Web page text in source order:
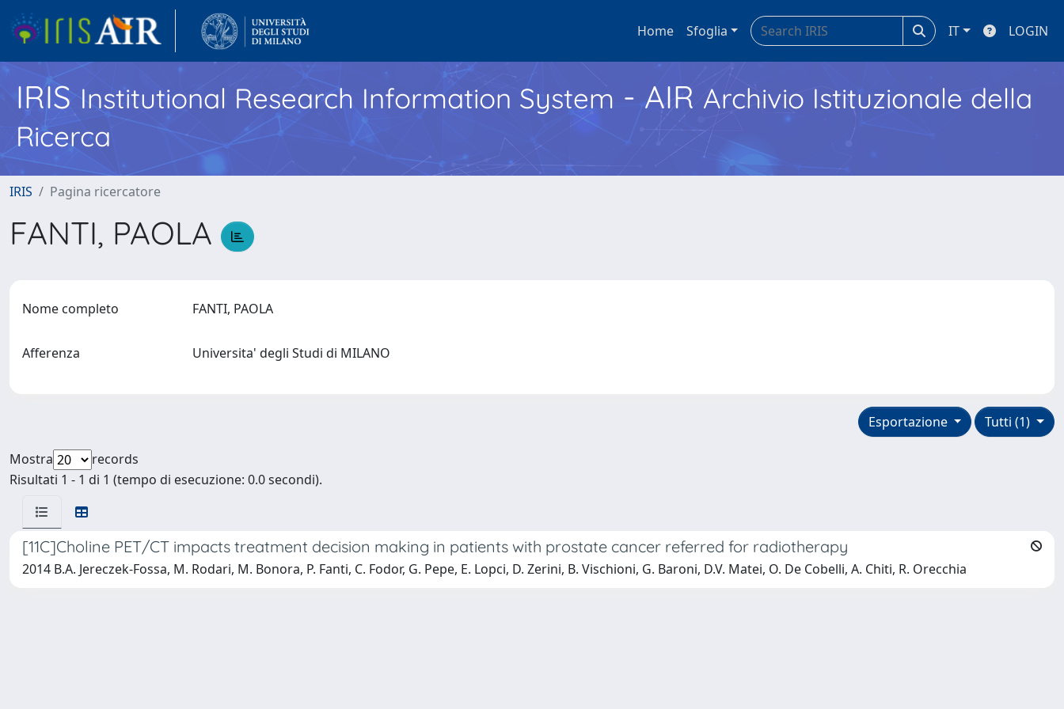
Home Sfoglia IT LOGIN
IRISInstitutional Research Information System - AIR Archivio Istituzionale della
Ricerca
IRIS Pagina ricercatore
FANTI, PAOLA
Nome completo FANTI, PAOLA
Afferenza Universita' degli Studi di MILANO
Tutti (1)
Esportazione
Mostra
records
Risultati 1 - 1 di 1 (tempo di esecuzione: 0.0 secondi).
[11C]Choline PET/CT impacts treatment decision making in patients with prostate cancer referred for radiotherapy
2014 B.A. Jereczek-Fossa, M. Rodari, M. Bonora, P. Fanti, C. Fodor, G. Pepe, E. Lopci, D. Zerini, B. Vischioni, G. Baroni, D.V. Matei, O. De Cobelli, A. Chiti, R. Orecchia